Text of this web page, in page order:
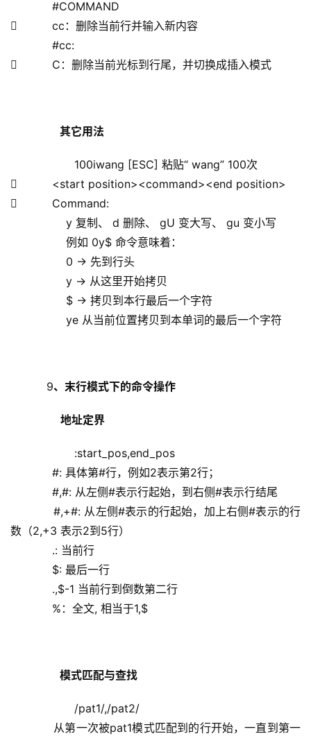
#COMMAND
          cc：删除当前行并输入新内容
#cc:
          C：删除当前光标到行尾，并切换成插入模式
其它用法
100iwang [ESC] 粘贴“ wang” 100次
          <start position><command><end position>
          Command:
y 复制、 d 删除、 gU 变大写、 gu 变小写
例如 0y$ 命令意味着：
0 → 先到行头
y → 从这里开始拷贝
$ → 拷贝到本行最后一个字符
ye 从当前位置拷贝到本单词的最后一个字符
9、末行模式下的命令操作
地址定界
:start_pos,end_pos
#: 具体第#行，例如2表示第2行；
#,#: 从左侧#表示行起始，到右侧#表示行结尾
#,+#: 从左侧#表示的行起始，加上右侧#表示的行
数（2,+3 表示2到5行）
.: 当前行
$: 最后一行
.,$-1 当前行到倒数第二行
%：全文, 相当于1,$
模式匹配与查找
/pat1/,/pat2/
从第一次被pat1模式匹配到的行开始，一直到第一